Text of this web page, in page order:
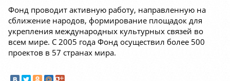
Фонд проводит активную работу, направленную на
сближение народов, формирование площадок для
укрепления международных культурных связей во
всем мире. С 2005 года Фонд осуществил более 500
проектов в 57 странах мира.